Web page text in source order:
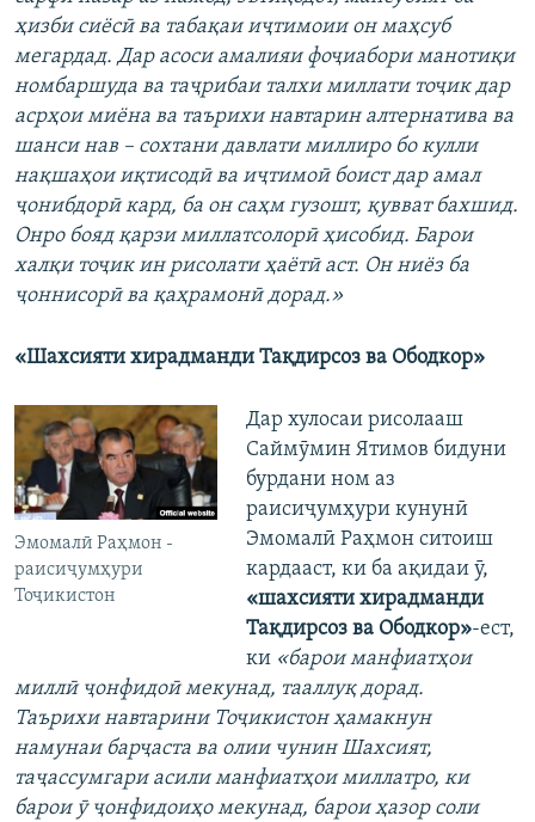
ҳизби сиёсӣ ва табақаи иҷтимоии он маҳсуб
мегардад. Дар асоси амалияи фоҷиабори манотиқи
номбаршуда ва таҷрибаи талхи миллати тоҷик дар
асрҳои миёна ва таърихи навтарин алтернатива ва
шанси нав – сохтани давлати миллиро бо кулли
нақшаҳои иқтисодӣ ва иҷтимоӣ боист дар амал
ҷонибдорӣ кард, ба он саҳм гузошт, қувват бахшид.
Онро бояд қарзи миллатсолорӣ ҳисобид. Барои
халқи тоҷик ин рисолати ҳаётӣ аст. Он ниёз ба
ҷоннисорӣ ва қаҳрамонӣ дорад.»
«Шахсияти хирадманди Тақдирсоз ва Ободкор»
Эмомалӣ Раҳмон -
раисиҷумҳури
Тоҷикистон
Дар хулосаи рисолааш
Саймӯмин Ятимов бидуни
бурдани ном аз
раисиҷумҳури кунунӣ
Эмомалӣ Раҳмон ситоиш
кардааст, ки ба ақидаи ӯ,
«шахсияти хирадманди
Тақдирсоз ва Ободкор»-ест,
ки «барои манфиатҳои
миллӣ ҷонфидоӣ мекунад, тааллуқ дорад.
Таърихи навтарини Тоҷикистон ҳамакнун
намунаи барҷаста ва олии чунин Шахсият,
таҷассумгари асили манфиатҳои миллатро, ки
барои ӯ ҷонфидоиҳо мекунад, барои ҳазор соли